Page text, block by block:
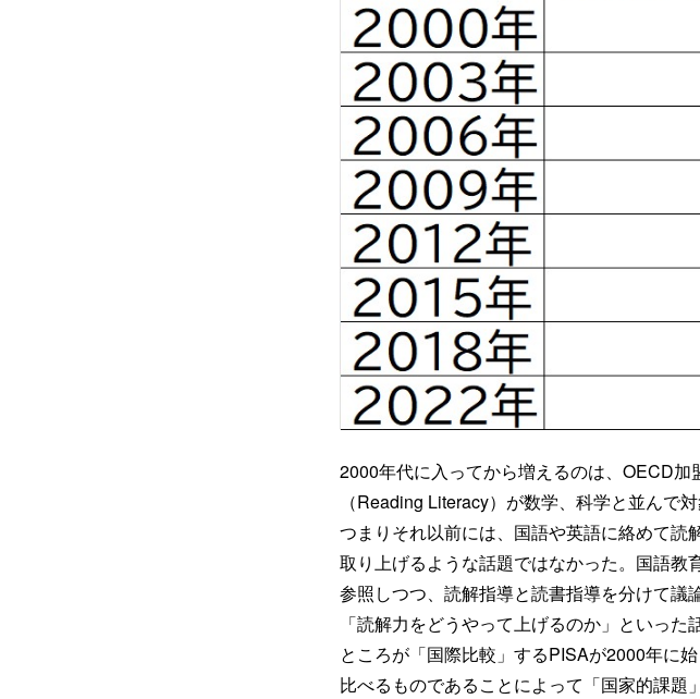
2000年代に入ってから増えるのは、OECD
（Reading Literacy）が数学、科学と並んで
つまりそれ以前には、国語や英語に絡めて
取り上げるような話題ではなかった。国語
参照しつつ、読解指導と読書指導を分けて
「読解力をどうやって上げるのか」といった
ところが「国際比較」するPISAが2000年に
比べるものであることによって「国家的課